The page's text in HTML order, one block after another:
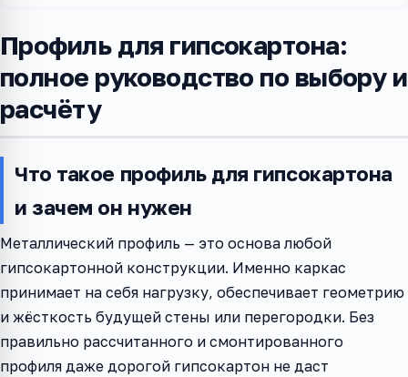
Профиль для гипсокартона:
полное руководство по выбору и
расчёту
Что такое профиль для гипсокартона
и зачем он нужен
Металлический профиль — это основа любой
гипсокартонной конструкции. Именно каркас
принимает на себя нагрузку, обеспечивает геометрию
и жёсткость будущей стены или перегородки. Без
правильно рассчитанного и смонтированного
профиля даже дорогой гипсокартон не даст